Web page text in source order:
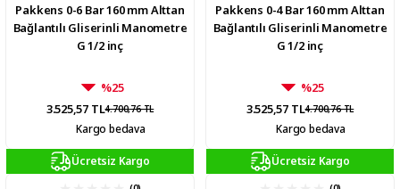
Pakkens 0-6 Bar 160 mm Alttan
Bağlantılı Gliserinli Manometre
G 1/2 inç
%25
3.525,57 TL4.700,76 TL
Kargo bedava
Pakkens 0-4 Bar 160 mm Alttan
Bağlantılı Gliserinli Manometre
G 1/2 inç
%25
3.525,57 TL4.700,76 TL
Kargo bedava
Ücretsiz Kargo Ücretsiz Kargo